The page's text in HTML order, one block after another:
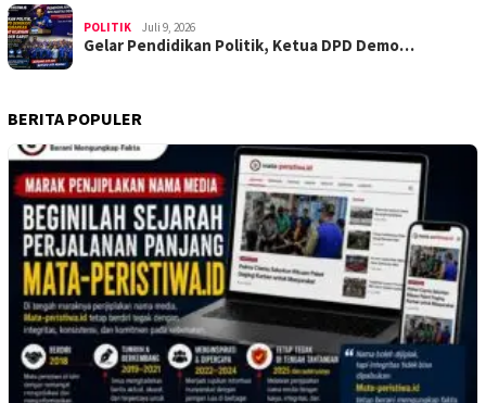
POLITIK Juli 9, 2026
Gelar Pendidikan Politik, Ketua DPD Demo…
BERITA POPULER